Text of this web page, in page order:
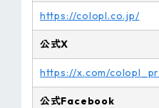
https://colopl.co.jp/
公式X
https://x.com/colopl_pr
公式Facebook